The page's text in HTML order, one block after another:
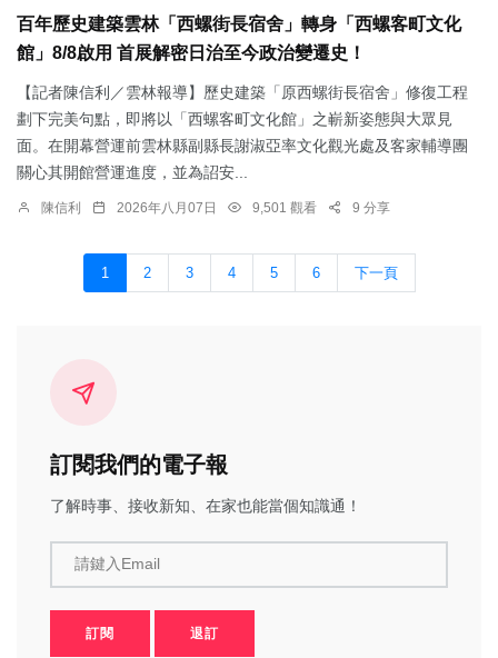
百年歷史建築雲林「西螺街長宿舍」轉身「西螺客町文化
館」8/8啟用 首展解密日治至今政治變遷史！
【記者陳信利／雲林報導】歷史建築「原西螺街長宿舍」修復工程
劃下完美句點，即將以「西螺客町文化館」之嶄新姿態與大眾見
面。在開幕營運前雲林縣副縣長謝淑亞率文化觀光處及客家輔導團
關心其開館營運進度，並為詔安...
陳信利 2026年八月07日 9,501 觀看 9 分享
1 2 3 4 5 6 下一頁
訂閱我們的電子報
了解時事、接收新知、在家也能當個知識通！
請鍵入Email
訂閱 退訂